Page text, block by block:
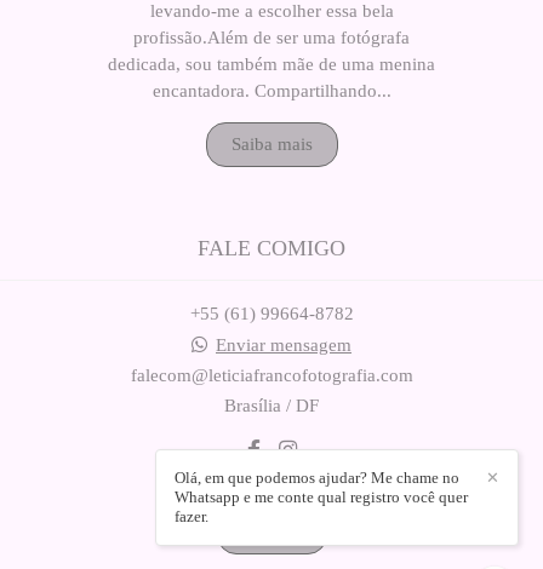
levando-me a escolher essa bela
profissão.Além de ser uma fotógrafa
dedicada, sou também mãe de uma menina
encantadora. Compartilhando...
Saiba mais
FALE COMIGO
+55 (61) 99664-8782
Enviar mensagem
falecom@leticiafrancofotografia.com
Brasília / DF
✕
Olá, em que podemos ajudar? Me chame no
Whatsapp e me conte qual registro você quer
fazer.